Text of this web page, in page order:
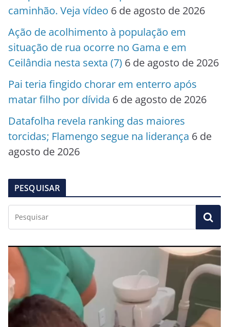
caminhão. Veja vídeo 6 de agosto de 2026
Ação de acolhimento à população em
situação de rua ocorre no Gama e em
Ceilândia nesta sexta (7) 6 de agosto de 2026
Pai teria fingido chorar em enterro após
matar filho por dívida 6 de agosto de 2026
Datafolha revela ranking das maiores
torcidas; Flamengo segue na liderança 6 de
agosto de 2026
PESQUISAR